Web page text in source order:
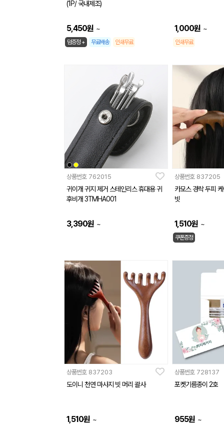
(1P/ 국내제조)
5,450원 ~
덤증정 + 무료배송 인쇄무료
1,000원 ~
인쇄무료
상품번호 762015
귀이개 귀지 제거 스테인리스 휴대용 귀
후비개 3TMHA001
3,390원 ~
상품번호 837205
카모스 경락 두피
빗
1,510원 ~
쿠폰증정
상품번호 837203
도이니 천연 마사지 빗 머리 괄사
1,510원 ~
상품번호 728137
포켓기름종이 2호
955원 ~